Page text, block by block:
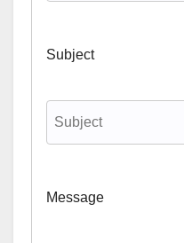
Subject
Message